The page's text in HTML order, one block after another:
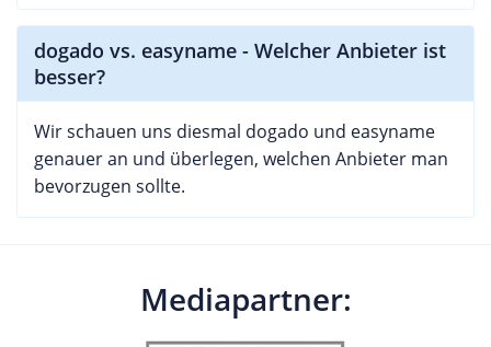
dogado vs. easyname - Welcher Anbieter ist
besser?
Wir schauen uns diesmal dogado und easyname
genauer an und überlegen, welchen Anbieter man
bevorzugen sollte.
Mediapartner: